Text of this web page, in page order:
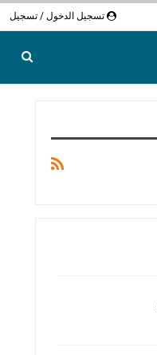
تسجيل الدخول / تسجيل